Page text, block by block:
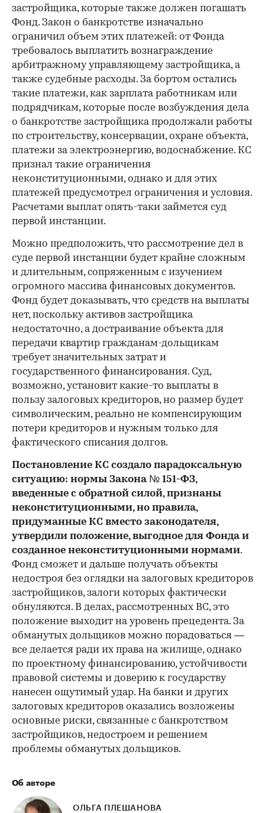
застройщика, которые также должен погашать
Фонд. Закон о банкротстве изначально
ограничил объем этих платежей: от Фонда
требовалось выплатить вознаграждение
арбитражному управляющему застройщика, а
также судебные расходы. За бортом остались
такие платежи, как зарплата работникам или
подрядчикам, которые после возбуждения дела
о банкротстве застройщика продолжали работы
по строительству, консервации, охране объекта,
платежи за электроэнергию, водоснабжение. КС
признал такие ограничения
неконституционными, однако и для этих
платежей предусмотрел ограничения и условия.
Расчетами выплат опять-таки займется суд
первой инстанции.
Можно предположить, что рассмотрение дел в
суде первой инстанции будет крайне сложным
и длительным, сопряженным с изучением
огромного массива финансовых документов.
Фонд будет доказывать, что средств на выплаты
нет, поскольку активов застройщика
недостаточно, а достраивание объекта для
передачи квартир гражданам-дольщикам
требует значительных затрат и
государственного финансирования. Суд,
возможно, установит какие-то выплаты в
пользу залоговых кредиторов, но размер будет
символическим, реально не компенсирующим
потери кредиторов и нужным только для
фактического списания долгов.
Постановление КС создало парадоксальную
ситуацию: нормы Закона № 151-ФЗ,
введенные с обратной силой, признаны
неконституционными, но правила,
придуманные КС вместо законодателя,
утвердили положение, выгодное для Фонда и
созданное неконституционными нормами.
Фонд сможет и дальше получать объекты
недостроя без оглядки на залоговых кредиторов
застройщиков, залоги которых фактически
обнуляются. В делах, рассмотренных ВС, это
положение выходит на уровень прецедента. За
обманутых дольщиков можно порадоваться —
все делается ради их права на жилище, однако
по проектному финансированию, устойчивости
правовой системы и доверию к государству
нанесен ощутимый удар. На банки и других
залоговых кредиторов оказались возложены
основные риски, связанные с банкротством
застройщиков, недостроем и решением
проблемы обманутых дольщиков.
Об авторе
ОЛЬГА ПЛЕШАНОВА